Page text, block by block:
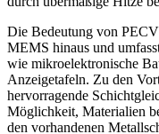
Die Bedeutung von
MEMS hinaus und
wie mikroelektronische
Anzeigetafeln. Zu den
hervorragende
Möglichkeit, Materialien
den vorhandenen